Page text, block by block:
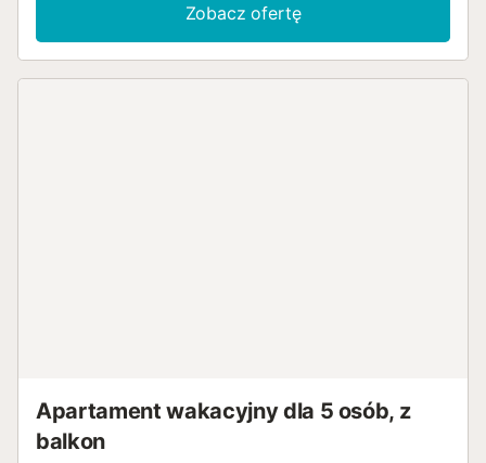
Zobacz ofertę
Apartament wakacyjny dla 5 osób, z
balkon